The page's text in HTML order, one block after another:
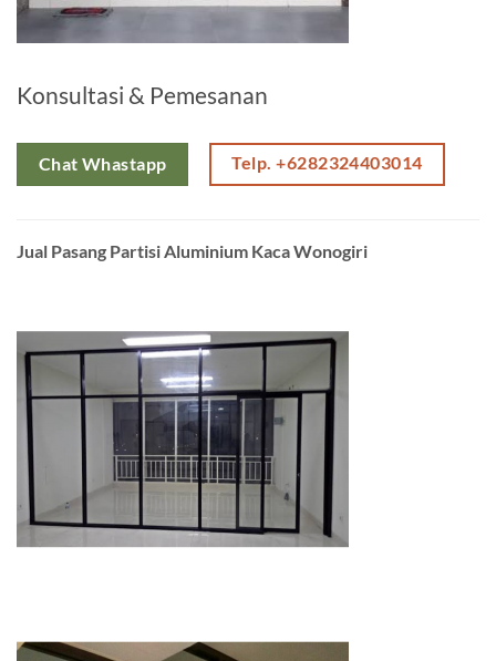
Konsultasi & Pemesanan
Chat Whastapp Telp. +6282324403014
Jual Pasang Partisi Aluminium Kaca Wonogiri